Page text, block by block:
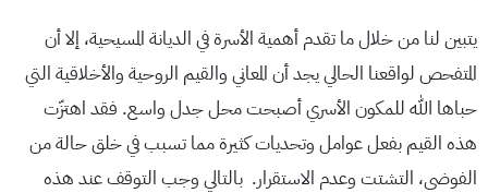
يتبين لنا من خلال ما تقدم أهمية الأسرة في الديانة المسيحية، إلا أن
المتفحص لواقعنا الحالي يجد أن المعاني والقيم الروحية والأخلاقية التي
حباها الله للمكون الأسري أصبحت محل جدل واسع. فقد اهتزّت
هذه القيم بفعل عوامل وتحديات كثيرة مما تسبب في خلق حالة من
الفوضى، التشتت وعدم الاستقرار. بالتالي وجب التوقف عند هذه